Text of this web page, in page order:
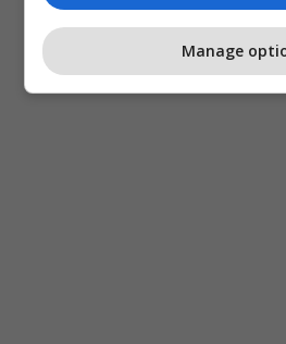
Valdrin Sahiti Hadise
Manage